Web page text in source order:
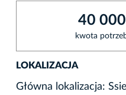
40
kwota
LOKALIZACJA
Główna lokalizacja: